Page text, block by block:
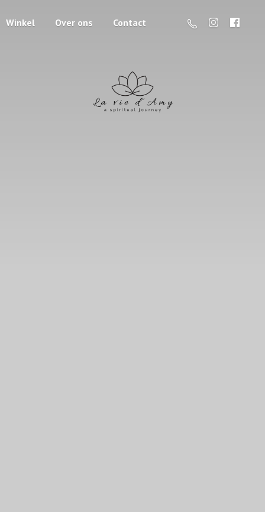
Winkel Over ons Contact